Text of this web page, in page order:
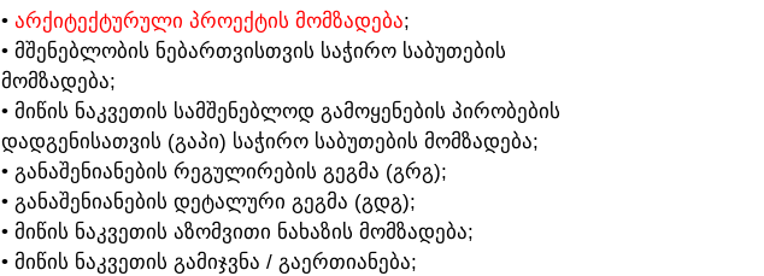
• ᲐᲠᲥᲘᲢᲔᲥᲢᲣᲠᲣᲚᲘ ᲞᲠᲝᲔᲥᲢᲘᲡ ᲛᲝᲛᲖᲐᲓᲔᲑᲐ;
• ᲛᲨᲔᲜᲔᲑᲚᲝᲑᲘᲡ ᲜᲔᲑᲐᲠᲗᲕᲘᲡᲗᲕᲘᲡ ᲡᲐᲭᲘᲠᲝ ᲡᲐᲑᲣᲗᲔᲑᲘᲡ
ᲛᲝᲛᲖᲐᲓᲔᲑᲐ;
• ᲛᲘᲬᲘᲡ ᲜᲐᲙᲕᲔᲗᲘᲡ ᲡᲐᲛᲨᲔᲜᲔᲑᲚᲝᲓ ᲒᲐᲛᲝᲧᲔᲜᲔᲑᲘᲡ ᲞᲘᲠᲝᲑᲔᲑᲘᲡ
ᲓᲐᲓᲒᲔᲜᲘᲡᲐᲗᲕᲘᲡ (ᲒᲐᲞᲘ) ᲡᲐᲭᲘᲠᲝ ᲡᲐᲑᲣᲗᲔᲑᲘᲡ ᲛᲝᲛᲖᲐᲓᲔᲑᲐ;
• ᲒᲐᲜᲐᲨᲔᲜᲘᲐᲜᲔᲑᲘᲡ ᲠᲔᲒᲣᲚᲘᲠᲔᲑᲘᲡ ᲒᲔᲒᲛᲐ (ᲒᲠᲒ);
• ᲒᲐᲜᲐᲨᲔᲜᲘᲐᲜᲔᲑᲘᲡ ᲓᲔᲢᲐᲚᲣᲠᲘ ᲒᲔᲒᲛᲐ (ᲒᲓᲒ);
• ᲛᲘᲬᲘᲡ ᲜᲐᲙᲕᲔᲗᲘᲡ ᲐᲖᲝᲛᲕᲘᲗᲘ ᲜᲐᲮᲐᲖᲘᲡ ᲛᲝᲛᲖᲐᲓᲔᲑᲐ;
• ᲛᲘᲬᲘᲡ ᲜᲐᲙᲕᲔᲗᲘᲡ ᲒᲐᲛᲘᲯᲕᲜᲐ / ᲒᲐᲔᲠᲗᲘᲐᲜᲔᲑᲐ;